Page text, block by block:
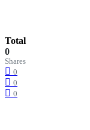
Total
0
Shares
0
0
0